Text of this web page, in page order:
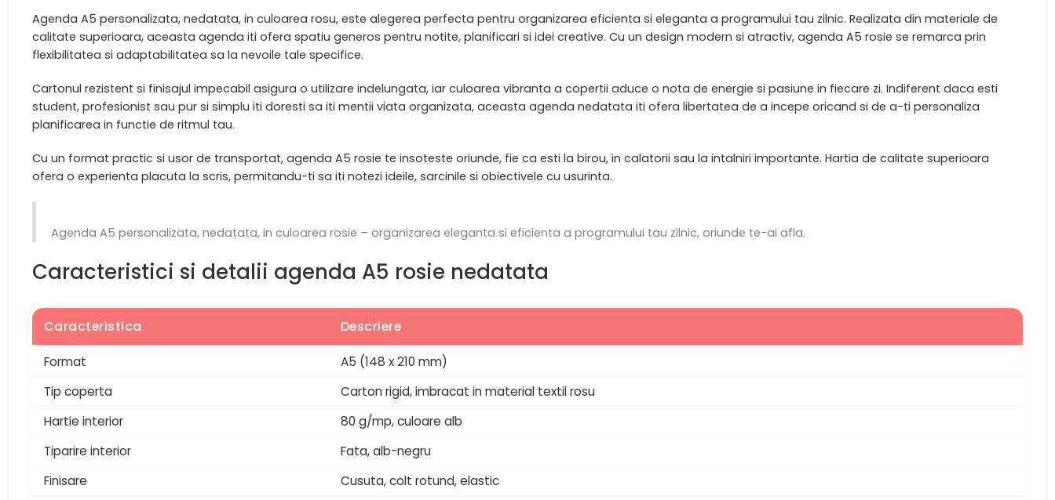
Agenda A5 personalizata, nedatata, in culoarea rosu, este alegerea perfecta pentru organizarea eficienta si eleganta a programului tau zilnic. Realizata din materiale de
calitate superioara, aceasta agenda iti ofera spatiu generos pentru notite, planificari si idei creative. Cu un design modern si atractiv, agenda A5 rosie se remarca prin
flexibilitatea si adaptabilitatea sa la nevoile tale specifice.
Cartonul rezistent si finisajul impecabil asigura o utilizare indelungata, iar culoarea vibranta a copertii aduce o nota de energie si pasiune in fiecare zi. Indiferent daca esti
student, profesionist sau pur si simplu iti doresti sa iti mentii viata organizata, aceasta agenda nedatata iti ofera libertatea de a incepe oricand si de a-ti personaliza
planificarea in functie de ritmul tau.
Cu un format practic si usor de transportat, agenda A5 rosie te insoteste oriunde, fie ca esti la birou, in calatorii sau la intalniri importante. Hartia de calitate superioara
ofera o experienta placuta la scris, permitandu-ti sa iti notezi ideile, sarcinile si obiectivele cu usurinta.
Agenda A5 personalizata, nedatata, in culoarea rosie – organizarea eleganta si eficienta a programului tau zilnic, oriunde te-ai afla.
Caracteristici si detalii agenda A5 rosie nedatata
Caracteristica Descriere
Format
A5 (148 x 210 mm)
Tip coperta
Carton rigid, imbracat in material textil rosu
Hartie interior
80 g/mp, culoare alb
Tiparire interior
Fata, alb-negru
Finisare
Cusuta, colt rotund, elastic